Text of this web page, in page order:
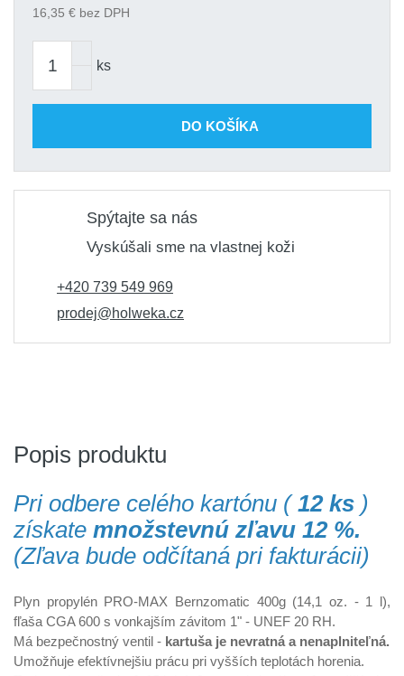
16,35 € bez DPH
ks
DO KOŠÍKA
Spýtajte sa nás
Vyskúšali sme na vlastnej koži
+420 739 549 969
prodej@holweka.cz
Popis produktu
Pri odbere celého kartónu (12 ks )
získate množstevnú zľavu 12 %.
(Zľava bude odčítaná pri fakturácii)
Plyn propylén PRO-MAX Bernzomatic 400g (14,1 oz. - 1 l),
fľaša CGA 600 s vonkajším závitom 1" - UNEF 20 RH.
Má bezpečnostný ventil - kartuša je nevratná a nenaplniteľná.
Umožňuje efektívnejšiu prácu pri vyšších teplotách horenia.